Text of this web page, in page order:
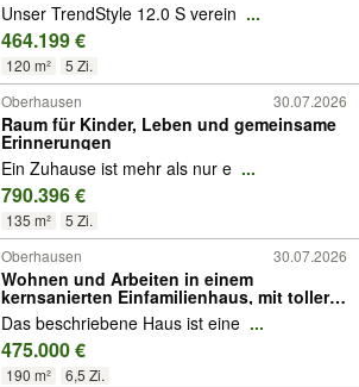
Unser TrendStyle 12.0 S verein ...
464.199 €
120 m² 5 Zi.
Oberhausen 30.07.2026
Raum für Kinder, Leben und gemeinsame
Erinnerungen
Ein Zuhause ist mehr als nur e ...
790.396 €
135 m² 5 Zi.
Oberhausen 30.07.2026
Wohnen und Arbeiten in einem
kernsanierten Einfamilienhaus, mit toller,
übergroßer Dachterrasse!!!
Das beschriebene Haus ist eine ...
475.000 €
190 m² 6,5 Zi.